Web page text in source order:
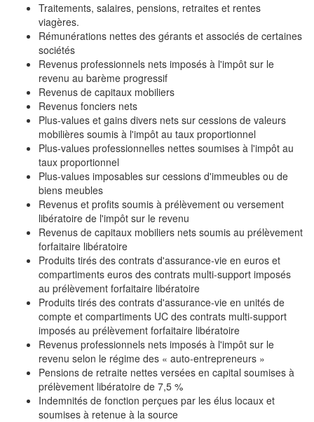
Traitements, salaires, pensions, retraites et rentes
viagères.
Rémunérations nettes des gérants et associés de certaines
sociétés
Revenus professionnels nets imposés à l'impôt sur le
revenu au barème progressif
Revenus de capitaux mobiliers
Revenus fonciers nets
Plus-values et gains divers nets sur cessions de valeurs
mobilières soumis à l'impôt au taux proportionnel
Plus-values professionnelles nettes soumises à l'impôt au
taux proportionnel
Plus-values imposables sur cessions d'immeubles ou de
biens meubles
Revenus et profits soumis à prélèvement ou versement
libératoire de l'impôt sur le revenu
Revenus de capitaux mobiliers nets soumis au prélèvement
forfaitaire libératoire
Produits tirés des contrats d'assurance-vie en euros et
compartiments euros des contrats multi-support imposés
au prélèvement forfaitaire libératoire
Produits tirés des contrats d'assurance-vie en unités de
compte et compartiments UC des contrats multi-support
imposés au prélèvement forfaitaire libératoire
Revenus professionnels nets imposés à l'impôt sur le
revenu selon le régime des « auto-entrepreneurs »
Pensions de retraite nettes versées en capital soumises à
prélèvement libératoire de 7,5 %
Indemnités de fonction perçues par les élus locaux et
soumises à retenue à la source